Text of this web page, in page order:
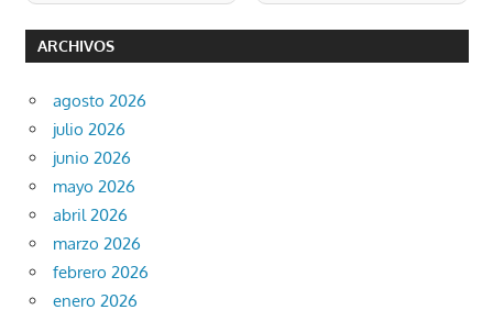
ARCHIVOS
agosto 2026
julio 2026
junio 2026
mayo 2026
abril 2026
marzo 2026
febrero 2026
enero 2026